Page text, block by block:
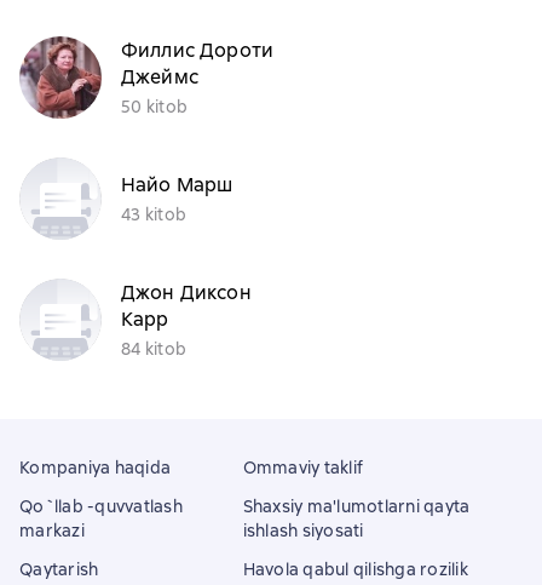
Филлис Дороти
Джеймс
50 kitob
Найо Марш
43 kitob
Джон Диксон
Карр
84 kitob
Kompaniya haqida
Qo`llab -quvvatlash
markazi
Qaytarish
Ommaviy taklif
Shaxsiy ma'lumotlarni qayta
ishlash siyosati
Havola qabul qilishga rozilik